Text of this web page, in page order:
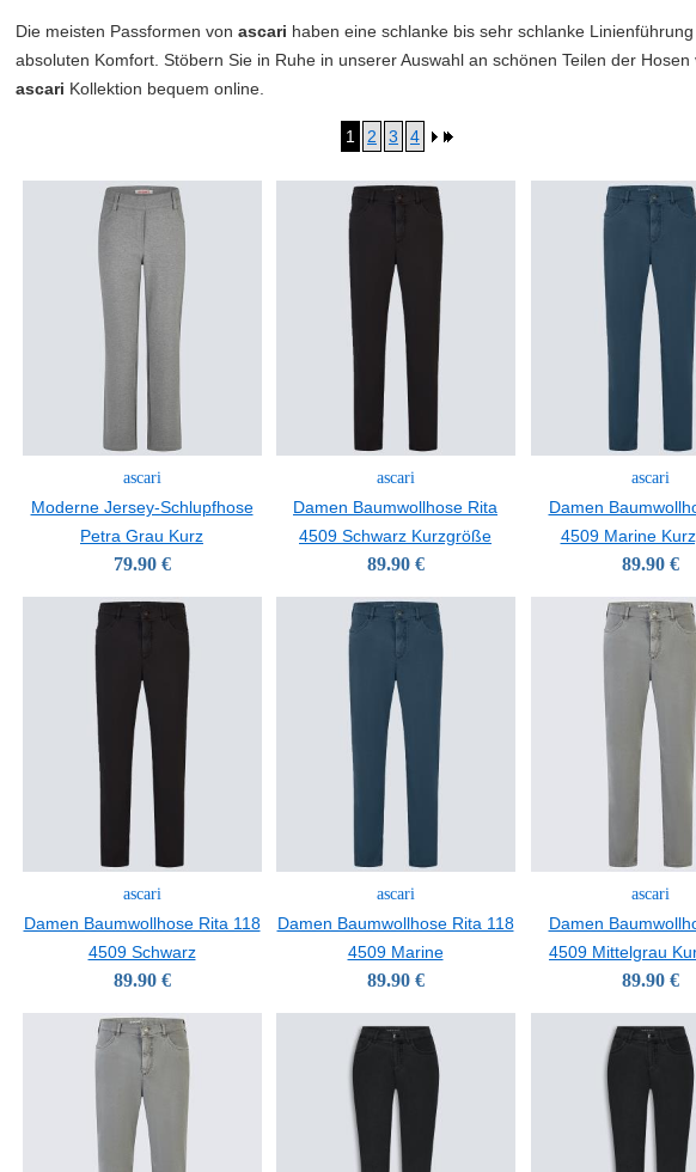
Die meisten Passformen von ascari haben eine schlanke bis sehr schlanke
absoluten Komfort. Stöbern Sie in Ruhe in unserer Auswahl an schönen Teilen der Hosen
ascari Kollektion bequem online.
1 2 3 4
ascari
Moderne Jersey-Schlupfhose
Petra Grau Kurz
79.90 €
ascari
Damen Baumwollhose Rita
4509 Schwarz Kurzgröße
89.90 €
ascari
Damen
4509 Marine
89.90 €
ascari
Damen Baumwollhose Rita 118
4509 Schwarz
89.90 €
ascari
Damen Baumwollhose Rita 118
4509 Marine
89.90 €
ascari
Damen
4509 Mittelgrau
89.90 €